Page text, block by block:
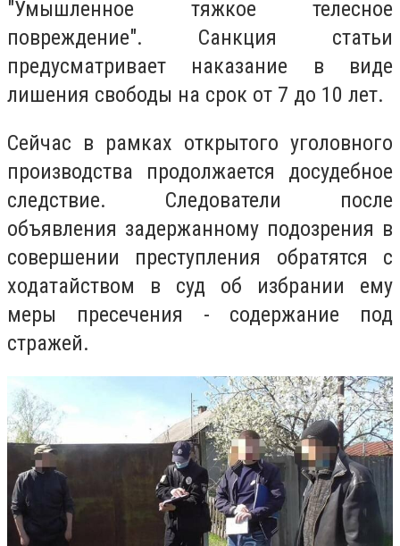
"Умышленное тяжкое телесное
повреждение". Санкция статьи
предусматривает наказание в виде
лишения свободы на срок от 7 до 10 лет.
Сейчас в рамках открытого уголовного
производства продолжается досудебное
следствие. Следователи после
объявления задержанному подозрения в
совершении преступления обратятся с
ходатайством в суд об избрании ему
меры пресечения - содержание под
стражей.